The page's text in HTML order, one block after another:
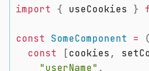
import { useCookies }
const SomeComponent = (
const
[cookies ,
"userName" ,